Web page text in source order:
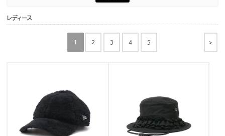
レディース
>
1 2 3 4 5